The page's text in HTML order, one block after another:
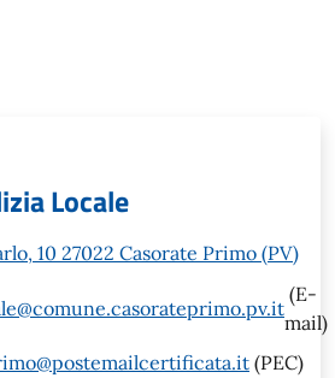
Locale
10 27022 Casorate Primo (PV)
(E-
mail)
(PEC)